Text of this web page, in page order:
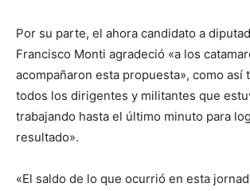
Por su parte, el ahora candidato a
Francisco Monti agradeció «a los
acompañaron esta propuesta», como así
todos los dirigentes y militantes que
trabajando hasta el último minuto para
resultado».
«El saldo de lo que ocurrió en esta